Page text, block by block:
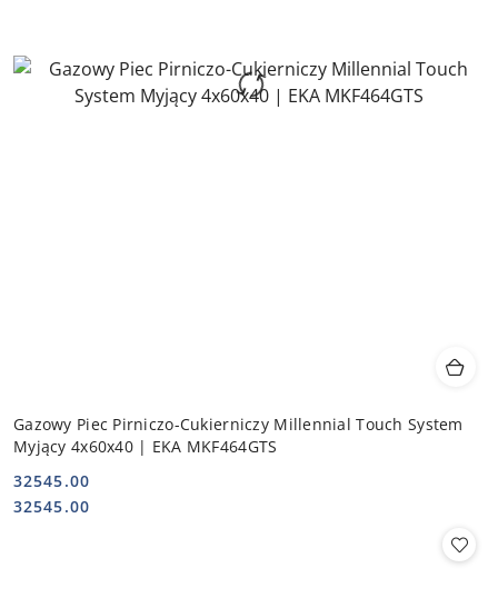
Gazowy Piec Pirniczo-Cukierniczy Millennial Touch System
Myjący 4x60x40 | EKA MKF464GTS
Cena:
32545.00
Cena:
32545.00